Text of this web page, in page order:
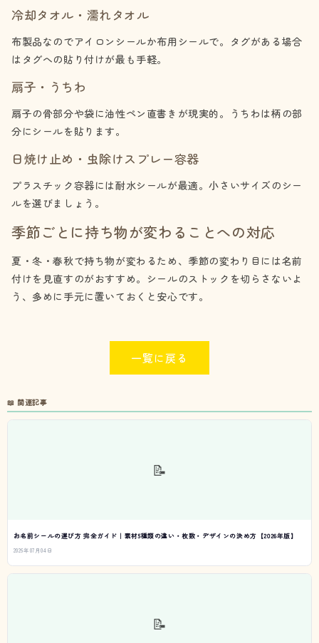
冷却タオル・濡れタオル
布製品なのでアイロンシールか布用シールで。タグがある場合
はタグへの貼り付けが最も手軽。
扇子・うちわ
扇子の骨部分や袋に油性ペン直書きが現実的。うちわは柄の部
分にシールを貼ります。
日焼け止め・虫除けスプレー容器
プラスチック容器には耐水シールが最適。小さいサイズのシー
ルを選びましょう。
季節ごとに持ち物が変わることへの対応
夏・冬・春秋で持ち物が変わるため、季節の変わり目には名前
付けを見直すのがおすすめ。シールのストックを切らさないよ
う、多めに手元に置いておくと安心です。
一覧に戻る
📖 関連記事
📝
お名前シールの選び方 完全ガイド｜素材5種類の違い・枚数・デザインの決め方【2026年版】
2026年07月04日
📝